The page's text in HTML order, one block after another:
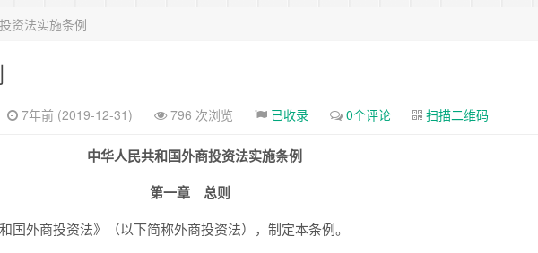
资法实施条例
7年前 (2019-12-31) 796 次浏览 已收录 0个评论 扫描二维码
中华人民共和国外商投资法实施条例
第一章 总则
商投资法》（以下简称外商投资法），制定本条例。